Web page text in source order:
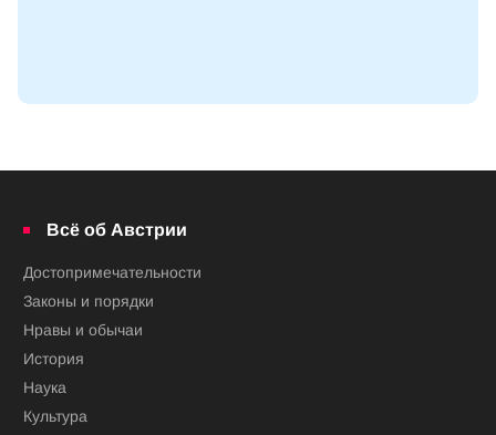
Всё об Австрии
Достопримечательности
Законы и порядки
Нравы и обычаи
История
Наука
Культура